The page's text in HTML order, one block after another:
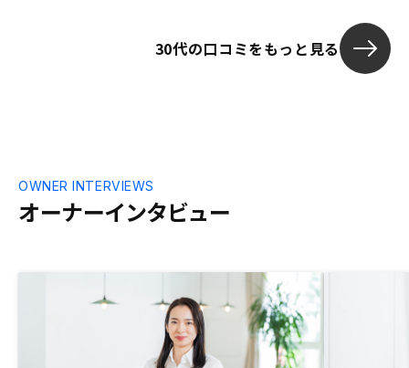
んだのが、相
値があるサー
部分である為
30代の口コミをもっと見る
オーナーインタビュー
OWNER INTERVIEWS